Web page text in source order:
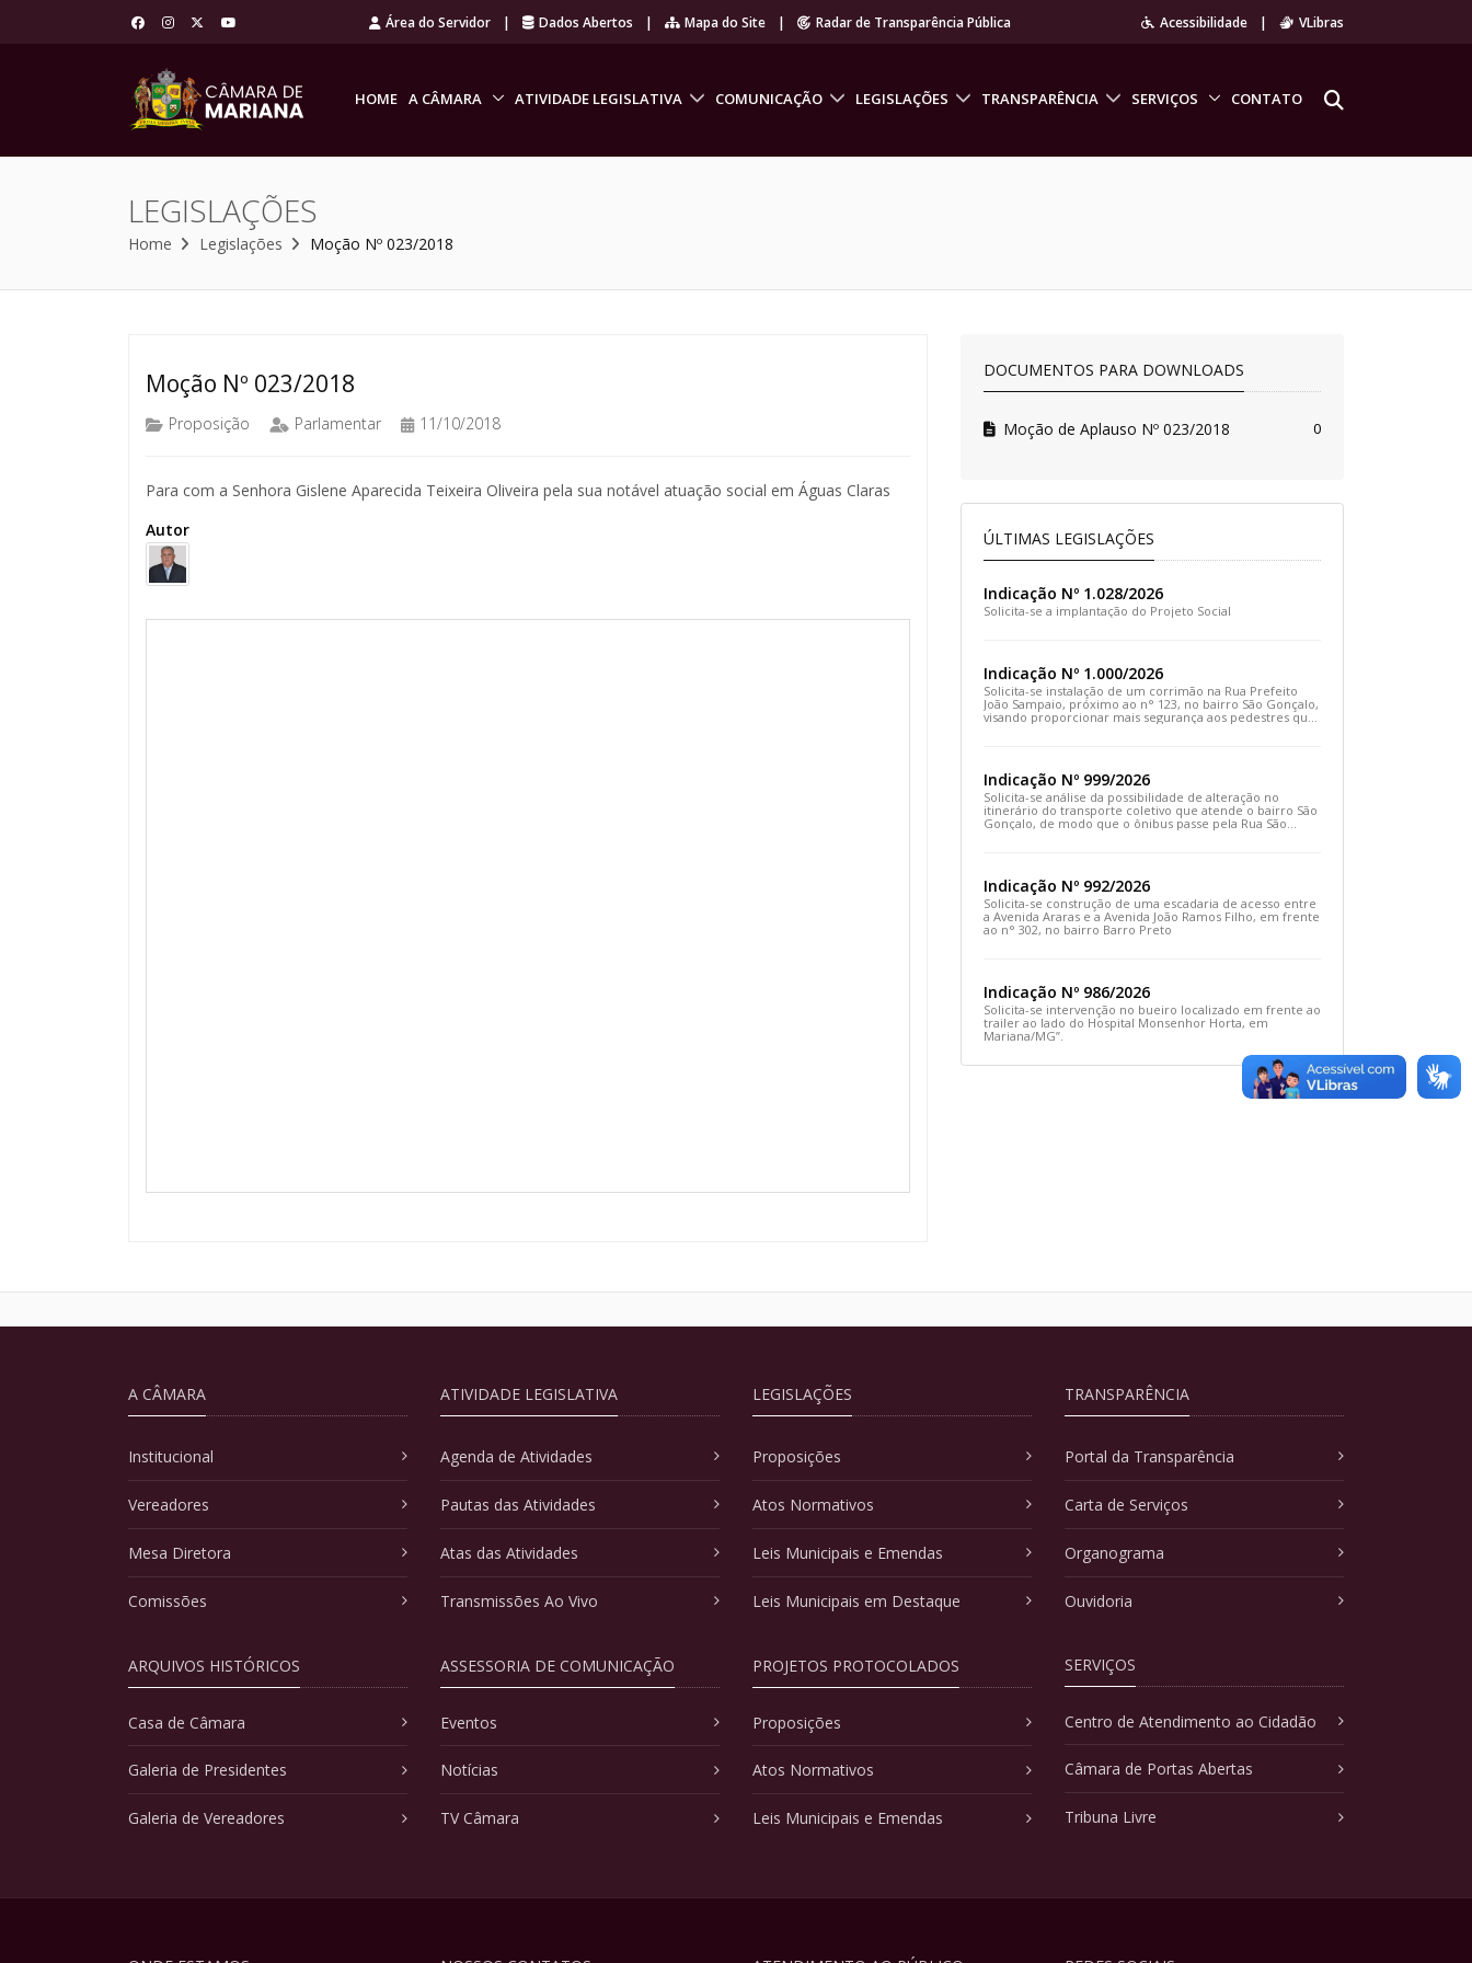
Área do Servidor | Dados Abertos | Mapa do Site | Radar de Transparência Pública Acessibilidade | VLibras
HOME A CÂMARA ATIVIDADE LEGISLATIVA COMUNICAÇÃO LEGISLAÇÕES TRANSPARÊNCIA SERVIÇOS CONTATO
LEGISLAÇÕES
Home Legislações Moção Nº 023/2018
Moção Nº 023/2018
Proposição Parlamentar 11/10/2018
Para com a Senhora Gislene Aparecida Teixeira Oliveira pela sua notável atuação social em Águas Claras
Autor
DOCUMENTOS PARA DOWNLOADS
Moção de Aplauso Nº 023/2018 0
ÚLTIMAS LEGISLAÇÕES
Indicação Nº 1.028/2026
Solicita-se a implantação do Projeto Social
Indicação Nº 1.000/2026
Solicita-se instalação de um corrimão na Rua Prefeito
João Sampaio, próximo ao n° 123, no bairro São Gonçalo,
visando proporcionar mais segurança aos pedestres que
Indicação Nº 999/2026
Solicita-se análise da possibilidade de alteração no
itinerário do transporte coletivo que atende o bairro São
Gonçalo, de modo que o ônibus passe pela Rua São
Indicação Nº 992/2026
Solicita-se construção de uma escadaria de acesso entre
a Avenida Araras e a Avenida João Ramos Filho, em frente
ao n° 302, no bairro Barro Preto
Indicação Nº 986/2026
Solicita-se intervenção no bueiro localizado em frente ao
trailer ao lado do Hospital Monsenhor Horta, em
Mariana/MG”.
A CÂMARA
Institucional
Vereadores
Mesa Diretora
Comissões
ARQUIVOS HISTÓRICOS
Casa de Câmara
Galeria de Presidentes
Galeria de Vereadores
ATIVIDADE LEGISLATIVA
Agenda de Atividades
Pautas das Atividades
Atas das Atividades
Transmissões Ao Vivo
ASSESSORIA DE COMUNICAÇÃO
Eventos
Notícias
TV Câmara
LEGISLAÇÕES
Proposições
Atos Normativos
Leis Municipais e Emendas
Leis Municipais em Destaque
PROJETOS PROTOCOLADOS
Proposições
Atos Normativos
Leis Municipais e Emendas
TRANSPARÊNCIA
Portal da Transparência
Carta de Serviços
Organograma
Ouvidoria
SERVIÇOS
Centro de Atendimento ao Cidadão
Câmara de Portas Abertas
Tribuna Livre